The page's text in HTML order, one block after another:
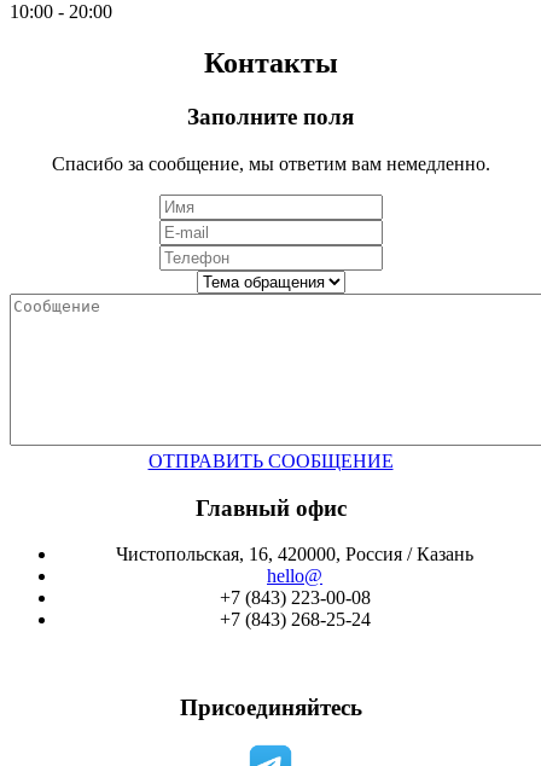
10:00 - 20:00
Контакты
Заполните поля
Спасибо за сообщение, мы ответим вам немедленно.
ОТПРАВИТЬ СООБЩЕНИЕ
Главный офис
Чистопольская, 16, 420000, Россия / Казань
hello@
+7 (843) 223-00-08
+7 (843) 268-25-24
Присоединяйтесь